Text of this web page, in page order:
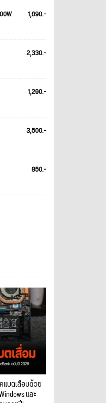
1,690.-
2,330.-
1,290.-
3,500.-
850.-
บตเสื่อมด้วย
และ